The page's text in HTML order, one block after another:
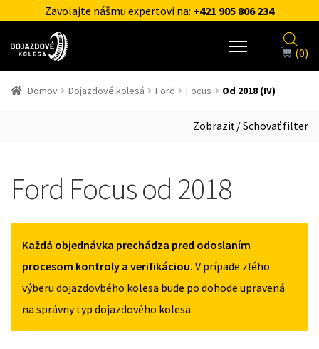
Zavolajte nášmu expertovi na: +421 905 806 234
(0)
Domov Dojazdové kolesá Ford Focus Od 2018 (IV)
Zobraziť / Schovať filter
Ford Focus od 2018
Každá objednávka prechádza pred odoslaním
procesom kontroly a verifikáciou. V prípade zlého
výberu dojazdovbého kolesa bude po dohode upravená
na správny typ dojazdového kolesa.